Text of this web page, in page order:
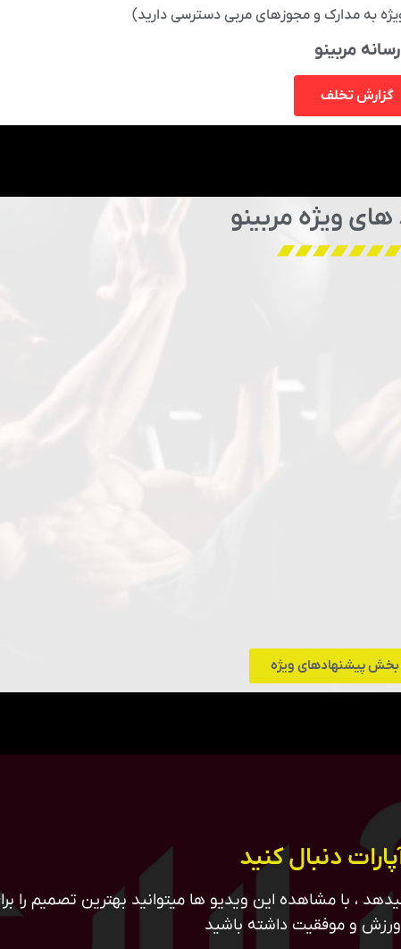
به مدارک و مجوزهای مربی دسترسی دارید)
رسانه مربینو
گزارش تخلف
ویژه مربینو
بخش پیشنهادهای ویژه
دنبال کنید
، با مشاهده این ویدیو ها میتوانید بهترین تصمیم را
و موفقیت داشته باشید